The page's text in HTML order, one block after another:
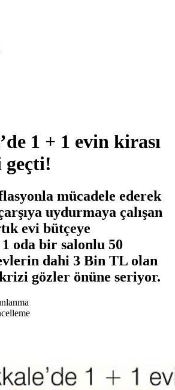
1 + 1 evin kirası
geçti!
mücadele ederek
uydurmaya çalışan
evi bütçeye
oda bir salonlu 50
dahi 3 Bin TL olan
gözler önüne seriyor.